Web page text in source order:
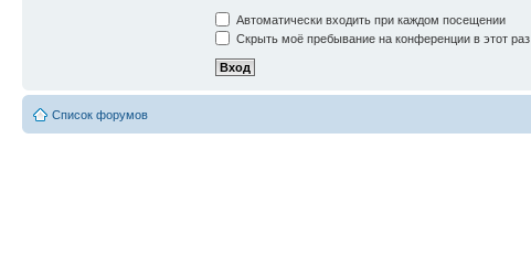
Автоматически входить при каждом посещении
Скрыть моё пребывание на конференции в этот раз
Список форумов